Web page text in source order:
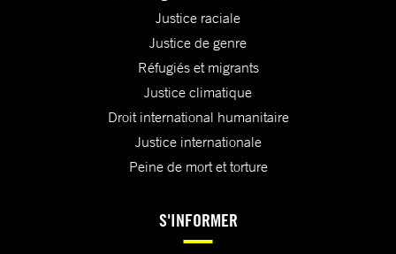
Justice raciale
Justice de genre
Réfugiés et migrants
Justice climatique
Droit international humanitaire
Justice internationale
Peine de mort et torture
S'INFORMER